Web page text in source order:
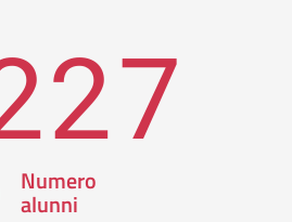
Numero
alunni